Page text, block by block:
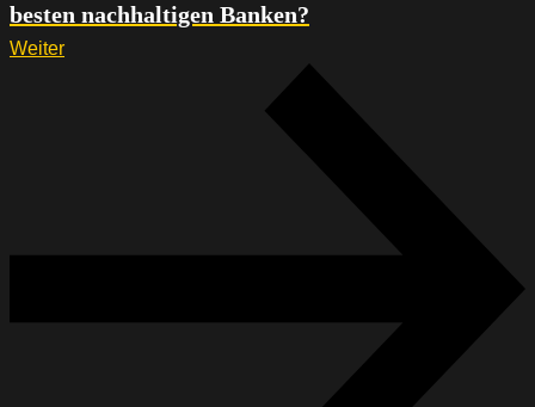
besten nachhaltigen Banken?
Weiter